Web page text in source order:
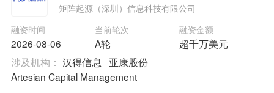
矩阵起源（深圳）信息科技有限公司
融资时间
2026-08-06
当前轮次
A轮
融资金额
超千万美元
涉及机构： 汉得信息
亚康股份
Artesian Capital Management